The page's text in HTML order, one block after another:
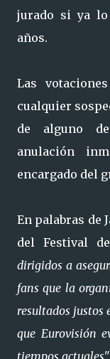
jurado si ya
años.
Las
cualquier
de alguno
anulación
encargado del
En palabras de
del Festival
dirigidos a
fans que la
resultados justos
que Eurovisión
tiempos actuales"